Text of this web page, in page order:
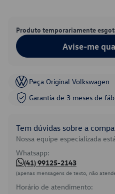
Produto temporariamente
Avise-me
Peça Original Volkswagen
Garantia de 3 meses de
Tem dúvidas sobre a
Nossa equipe especializada
Whatsapp:
(41) 99125-2143
(apenas mensagens de texto, não
Horário de atendimento: